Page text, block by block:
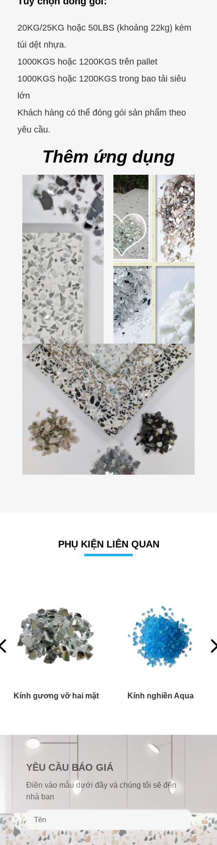
20KG/25KG hoặc 50LBS (khoảng 22kg) kèm
túi dệt nhựa.
1000KGS hoặc 1200KGS trên pallet
1000KGS hoặc 1200KGS trong bao tải siêu
lớn
Khách hàng có thể đóng gói sản phẩm theo
yêu cầu.
Thêm ứng dụng
PHỤ KIỆN LIÊN QUAN
Kính gương vỡ hai mặt Kính nghiền Aqua
YÊU CẦU BÁO GIÁ
Điền vào mẫu dưới đây và chúng tôi sẽ đến
nhà bạn